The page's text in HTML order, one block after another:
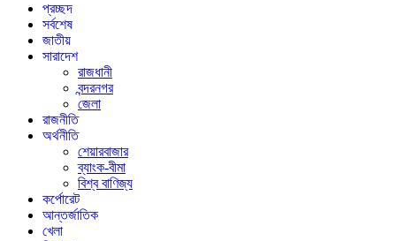
প্রচ্ছদ
সর্বশেষ
জাতীয়
সারাদেশ
রাজধানী
বন্দরনগর
জেলা
রাজনীতি
অর্থনীতি
শেয়ারবাজার
ব্যাংক-বীমা
বিশ্ব বাণিজ্য
কর্পোরেট
আন্তর্জাতিক
খেলা